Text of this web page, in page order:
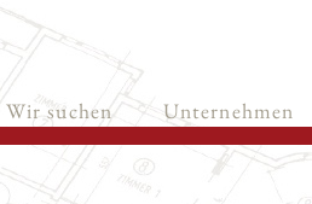
Wir suchen Unternehmen